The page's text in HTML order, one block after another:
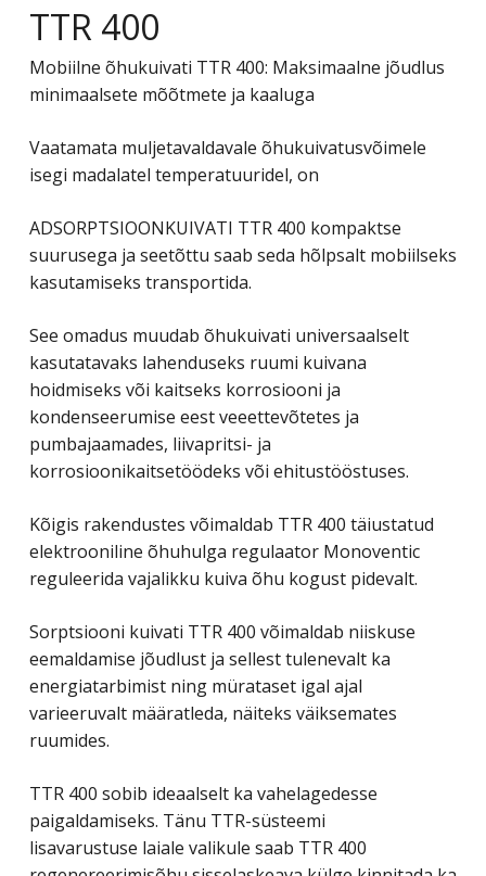
TTR 400
Mobiilne õhukuivati ​​TTR 400: Maksimaalne jõudlus
minimaalsete mõõtmete ja kaaluga
Vaatamata muljetavaldavale õhukuivatusvõimele
isegi madalatel temperatuuridel, on
ADSORPTSIOONKUIVATI ​​TTR 400 kompaktse
suurusega ja seetõttu saab seda hõlpsalt mobiilseks
kasutamiseks transportida.
See omadus muudab õhukuivati ​​universaalselt
kasutatavaks lahenduseks ruumi kuivana
hoidmiseks või kaitseks korrosiooni ja
kondenseerumise eest veeettevõtetes ja
pumbajaamades, liivapritsi- ja
korrosioonikaitsetöödeks või ehitustööstuses.
Kõigis rakendustes võimaldab TTR 400 täiustatud
elektrooniline õhuhulga regulaator Monoventic
reguleerida vajalikku kuiva õhu kogust pidevalt.
Sorptsiooni kuivati TTR 400 võimaldab niiskuse
eemaldamise jõudlust ja sellest tulenevalt ka
energiatarbimist ning mürataset igal ajal
varieeruvalt määratleda, näiteks väiksemates
ruumides.
TTR 400 sobib ideaalselt ka vahelagedesse
paigaldamiseks. Tänu TTR-süsteemi
lisavarustuse laiale valikule saab TTR 400